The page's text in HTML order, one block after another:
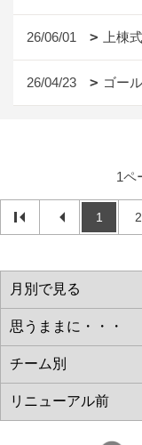
26/06/01 上棟
26/04/23 ゴー
1ペ
1 2